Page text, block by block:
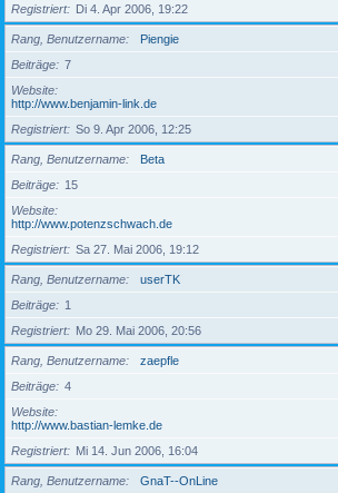
Registriert
Di 4. Apr 2006, 19:22
Rang, Benutzername
Piengie
Beiträge
7
Website
http://www.benjamin-link.de
Registriert
So 9. Apr 2006, 12:25
Rang, Benutzername
Beta
Beiträge
15
Website
http://www.potenzschwach.de
Registriert
Sa 27. Mai 2006, 19:12
Rang, Benutzername
userTK
Beiträge
1
Registriert
Mo 29. Mai 2006, 20:56
Rang, Benutzername
zaepfle
Beiträge
4
Website
http://www.bastian-lemke.de
Registriert
Mi 14. Jun 2006, 16:04
Rang, Benutzername
GnaT--OnLine